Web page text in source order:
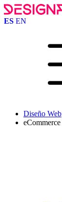
ES EN
Diseño Web
eCommerce